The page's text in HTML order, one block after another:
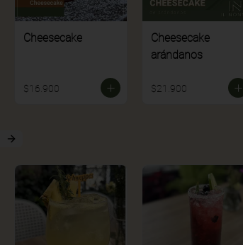
Cheesecake
$16.900
Cheesecake
arándanos
$21.900